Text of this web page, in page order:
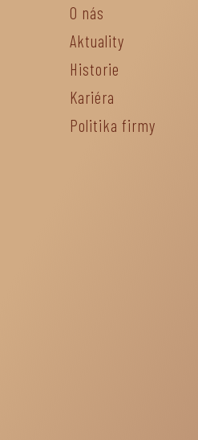
O nás
Aktuality
Historie
Kariéra
Politika firmy